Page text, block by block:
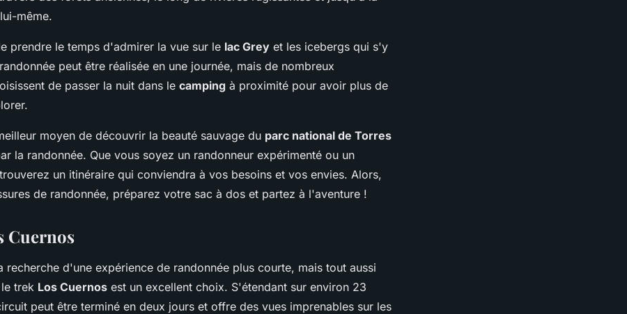
même.
prendre le temps d'admirer la vue sur le lac Grey et les icebergs qui s'y
peut être réalisée en une journée, mais de nombreux
de passer la nuit dans le camping à proximité pour avoir plus de
moyen de découvrir la beauté sauvage du parc national de Torres
la randonnée. Que vous soyez un randonneur expérimenté ou un
un itinéraire qui conviendra à vos besoins et vos envies. Alors,
de randonnée, préparez votre sac à dos et partez à l'aventure !
Cuernos
recherche d'une expérience de randonnée plus courte, mais tout aussi
trek Los Cuernos est un excellent choix. S'étendant sur environ 23
peut être terminé en deux jours et offre des vues imprenables sur les